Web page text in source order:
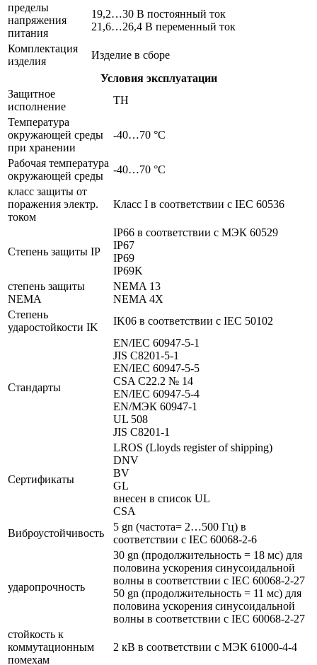
пределы
напряжения
питания
19,2…30 В постоянный ток
21,6…26,4 В переменный ток
Комплектация
изделия
Изделие в сборе
Условия эксплуатации
Защитное
исполнение
TH
Температура
окружающей среды
при хранении
-40…70 °C
Рабочая температура
окружающей среды
-40…70 °C
класс защиты от
поражения электр.
током
Класс I в соответствии с IEC 60536
Степень защиты IP
IP66 в соответствии с МЭК 60529
IP67
IP69
IP69K
степень защиты
NEMA
NEMA 13
NEMA 4X
Степень
ударостойкости IK
IK06 в соответствии с IEC 50102
Стандарты
EN/IEC 60947-5-1
JIS C8201-5-1
EN/IEC 60947-5-5
CSA C22.2 № 14
EN/IEC 60947-5-4
EN/МЭК 60947-1
UL 508
JIS C8201-1
Сертификаты
LROS (Lloyds register of shipping)
DNV
BV
GL
внесен в список UL
CSA
Виброустойчивость
5 gn (частота= 2…500 Гц) в
соответствии с IEC 60068-2-6
ударопрочность
30 gn (продолжительность = 18 мс) для
половина ускорения синусоидальной
волны в соответствии с IEC 60068-2-27
50 gn (продолжительность = 11 мс) для
половина ускорения синусоидальной
волны в соответствии с IEC 60068-2-27
стойкость к
коммутационным
помехам
2 кВ в соответствии с МЭК 61000-4-4